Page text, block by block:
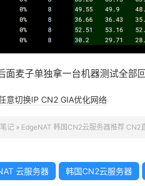
麦子单独拿一台机器测试全部回
意切换IP CN2 GIA优化网络
记» EdgeNAT 韩国CN2云服务器推荐 CN2
云服务器 韩国CN2云服务器